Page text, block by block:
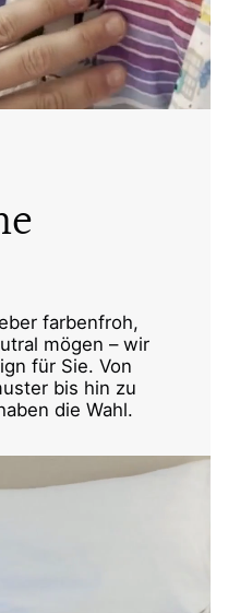
farbenfroh,
mögen – wir
für Sie. Von
bis hin zu
die Wahl.